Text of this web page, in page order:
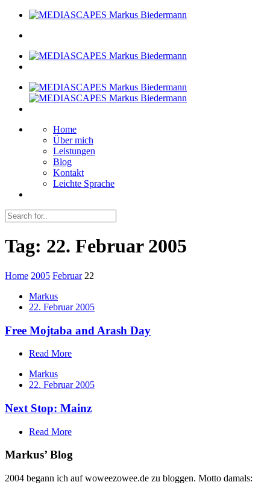
Home
Über mich
Leistungen
Blog
Kontakt
Leichte Sprache
Tag: 22. Februar 2005
Home 2005 Februar 22
Markus
22. Februar 2005
Free Mojtaba and Arash Day
Read More
Markus
22. Februar 2005
Next Stop: Mainz
Read More
Markus’ Blog
2004 begann ich auf woweezowee.de zu bloggen. Motto damals: